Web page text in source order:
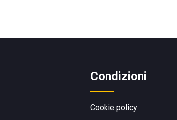
Condizioni
Cookie policy